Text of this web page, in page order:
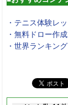
・テニス体験レ
・無料ドロー作
・世界ランキング